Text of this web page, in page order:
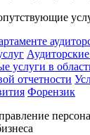
услуги в
отчетности
Форензик